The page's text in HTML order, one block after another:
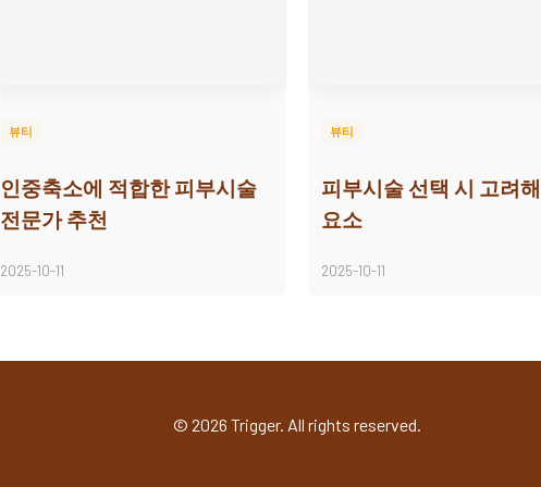
뷰티
인중축소에 적합한 피부시술
전문가 추천
2025-10-11
뷰티
피부시술 선택 시 고려
요소
2025-10-11
© 2026 Trigger. All rights reserved.